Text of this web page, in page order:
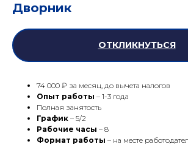
Дворник
ОТКЛИКНУТЬСЯ
74 000 ₽ за месяц, до вычета налогов
Опыт работы – 1-3 года
Полная занятость
График – 5/2
Рабочие часы – 8
Формат работы – на месте